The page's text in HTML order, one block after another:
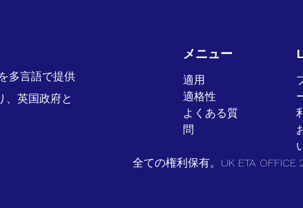
多言語で提供
、英国政府と
メニュー
適用
適格性
よくある質
問
全ての権利保有。UK ETA OFFICE